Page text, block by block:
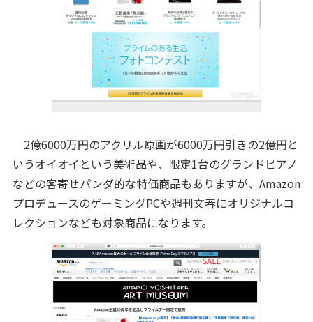
2億6000万円のアクリル原画が6000万円引きの2億円と
いうオイオイという美術品や、限定1台のグランドピアノ
などの客寄せパンダ的な特価商品もありますが、Amazon
プロデュースのゲーミングPCや週刊文春にオリジナルコ
レクションなども対象商品になります。